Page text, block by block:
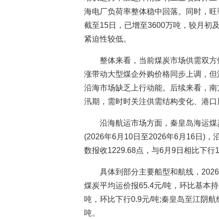
海电厂负荷率整体稳中回落。同时，
截至15日，已增至3600万吨，较月初
紧迫性较低。
整体来看，当前煤炭市场供需双
涨带动大型煤企外购价格同步上调，
沿海市场缺乏上行动能。后续来看，
汛期，需时时关注供需结构变化、港
沿海航运市场方面，秦皇岛海运
(2026年6月10日至2026年6月16日)，
数报收1229.68点，与6月9日相比下行
具体到部分主要船型和航线，
煤炭平均运价报65.4元/吨，环比基本
吨，环比下行0.9元/吨;秦皇岛至江阴
吨。